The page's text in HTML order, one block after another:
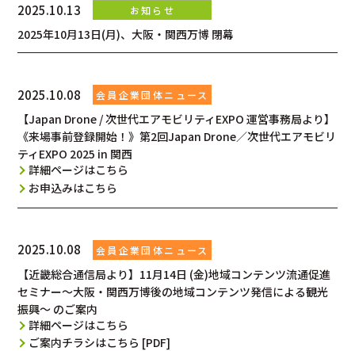
2025.10.13
2025年10月13日(月)、大阪・関西万博 閉幕
2025.10.08
【Japan Drone / 次世代エアモビリティEXPO 運営事務局より】
《来場事前登録開始！》第2回Japan Drone／次世代エアモビリ
ティEXPO 2025 in 関西
詳細ページはこちら
お申込みはこちら
2025.10.08
【近畿総合通信局より】11月14日 (金)地域コンテンツ流通促進
セミナー～大阪・関西万博後の地域コンテンツ発信による観光
振興～ のご案内
詳細ページはこちら
ご案内チラシはこちら [PDF]